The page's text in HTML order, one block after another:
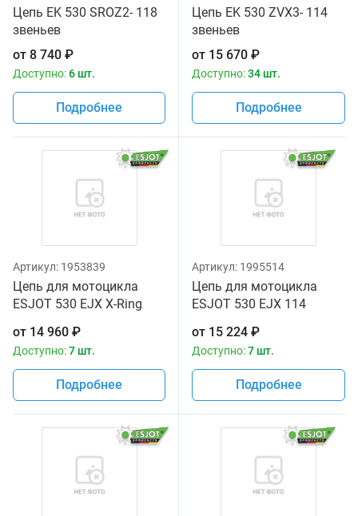
Цепь EK 530 SROZ2- 118
звеньев
от 8 740 ₽
Доступно:6 шт.
Подробнее
Цепь EK 530 ZVX3- 114
звеньев
от 15 670 ₽
Доступно:34 шт.
Подробнее
Артикул: 1953839
Цепь для мотоцикла
ESJOT 530 EJX X-Ring
от 14 960 ₽
Доступно:7 шт.
Подробнее
Артикул: 1995514
Цепь для мотоцикла
ESJOT 530 EJX 114
от 15 224 ₽
Доступно:7 шт.
Подробнее